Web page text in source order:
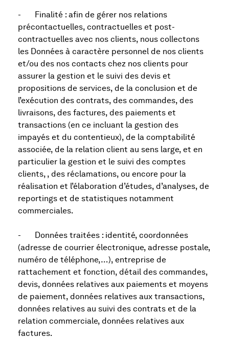
- Finalité : afin de gérer nos relations
précontactuelles, contractuelles et post-
contractuelles avec nos clients, nous collectons
les Données à caractère personnel de nos clients
et/ou des nos contacts chez nos clients pour
assurer la gestion et le suivi des devis et
propositions de services, de la conclusion et de
l’exécution des contrats, des commandes, des
livraisons, des factures, des paiements et
transactions (en ce incluant la gestion des
impayés et du contentieux), de la comptabilité
associée, de la relation client au sens large, et en
particulier la gestion et le suivi des comptes
clients, , des réclamations, ou encore pour la
réalisation et l’élaboration d’études, d’analyses, de
reportings et de statistiques notamment
commerciales.
- Données traitées : identité, coordonnées
(adresse de courrier électronique, adresse postale,
numéro de téléphone,…), entreprise de
rattachement et fonction, détail des commandes,
devis, données relatives aux paiements et moyens
de paiement, données relatives aux transactions,
données relatives au suivi des contrats et de la
relation commerciale, données relatives aux
factures.